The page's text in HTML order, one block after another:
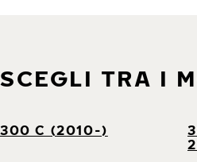
SCEGLI TRA I
300 C (2010-)